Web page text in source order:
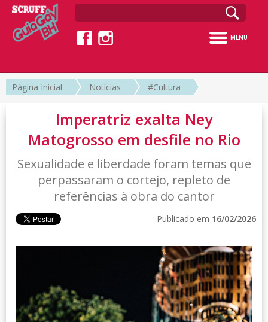
MENU
Página Inicial Notícias #Cultura
Imperatriz exalta Ney
Matogrosso em desfile no Rio
Sexualidade e liberdade foram temas que
perpassaram o cortejo, repleto de
referências à obra do cantor
Publicado em 16/02/2026